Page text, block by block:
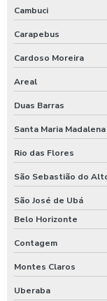
Lavadora self service
Lavagem automática
Lavagem automática
Lavagem de caminhão
Lavagem de
Lavagem de
Lavagem de
Lavagem de carros
Lavagem expressa
Lavagem expressa de
Lavagem de máquinas
Lavagem de máquinas
Cambuci
Carapebus
Cardoso Moreira
Areal
Duas Barras
Santa Maria Madalena
Rio das Flores
São Sebastião do
São José de Ubá
Belo Horizonte
Contagem
Montes Claros
Uberaba